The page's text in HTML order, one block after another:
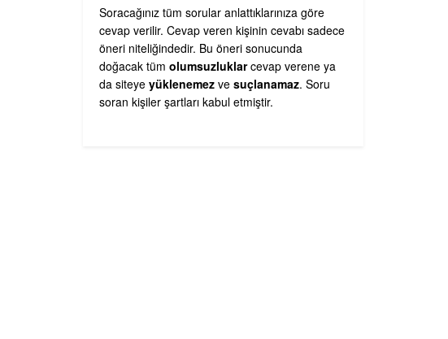
Soracağınız tüm sorular anlattıklarınıza göre
cevap verilir. Cevap veren kişinin cevabı sadece
öneri niteliğindedir. Bu öneri sonucunda
doğacak tüm olumsuzluklarcevap verene ya
da siteye yüklenemez ve suçlanamaz. Soru
soran kişiler şartları kabul etmiştir.